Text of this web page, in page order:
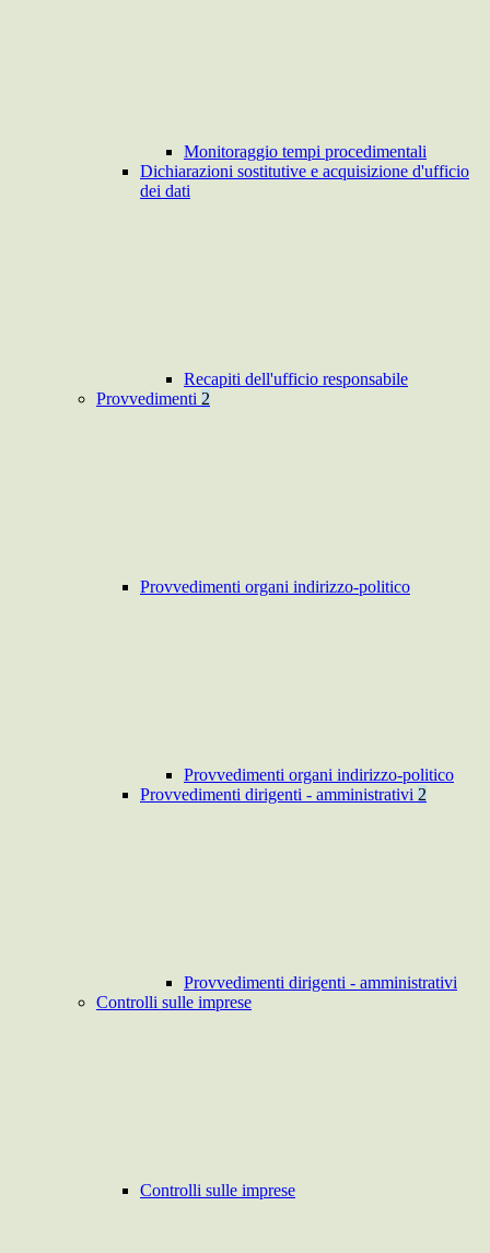
Monitoraggio tempi procedimentali
Dichiarazioni sostitutive e acquisizione d'ufficio
dei dati
Recapiti dell'ufficio responsabile
Provvedimenti 2
Provvedimenti organi indirizzo-politico
Provvedimenti organi indirizzo-politico
Provvedimenti dirigenti - amministrativi 2
Provvedimenti dirigenti - amministrativi
Controlli sulle imprese
Controlli sulle imprese